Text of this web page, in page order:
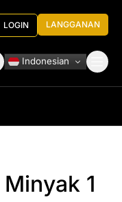
LOGIN LANGGANAN
Indonesian
1